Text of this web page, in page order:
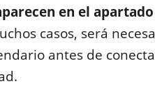
en el
casos, será
antes de